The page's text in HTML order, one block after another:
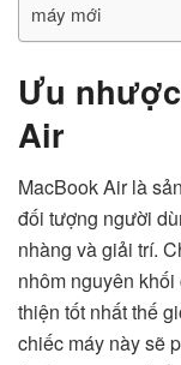
máy mới
Ưu
Air
MacBook Air là
đối tượng người
nhàng và giải trí.
nhôm nguyên
thiện tốt nhất thế
chiếc máy này sẽ